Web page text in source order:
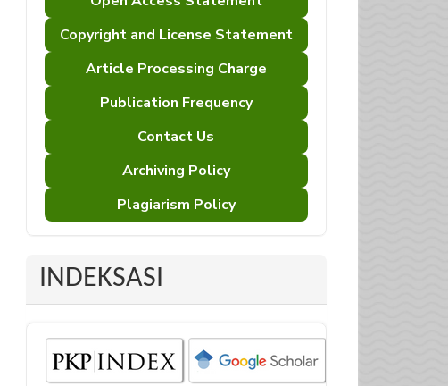
Copyright and License Statement
Article Processing Charge
Publication Frequency
Contact Us
Archiving Policy
Plagiarism Policy
INDEKSASI